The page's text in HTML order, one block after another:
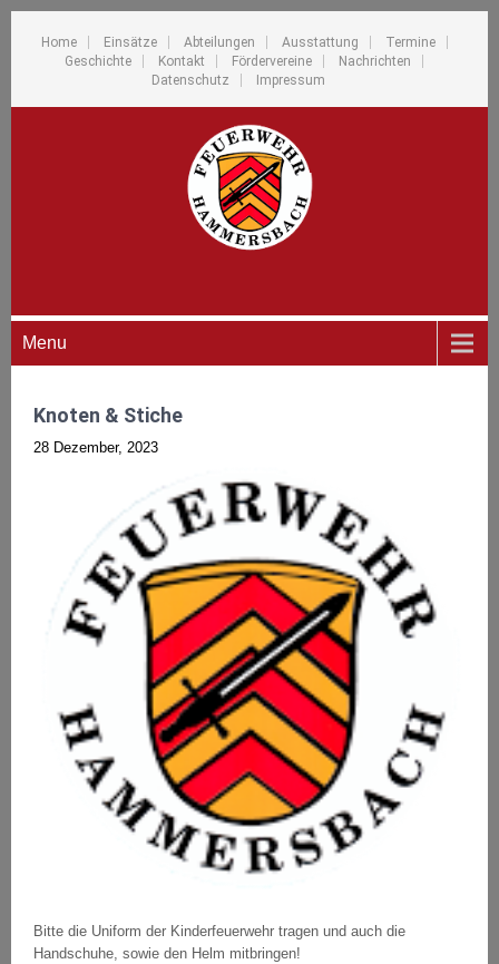
Home Einsätze Abteilungen Ausstattung
Termine
Geschichte
Kontakt Fördervereine
Nachrichten
Datenschutz
Impressum
Menu
Knoten & Stiche
28 Dezember, 2023
Bitte die Uniform der Kinderfeuerwehr tragen und auch die
Handschuhe, sowie den Helm mitbringen!